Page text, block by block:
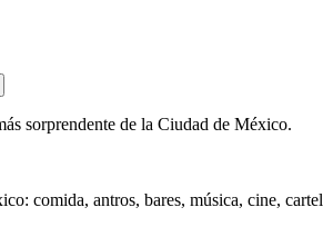
sorprendente de la Ciudad de México.
comida, antros, bares, música, cine,